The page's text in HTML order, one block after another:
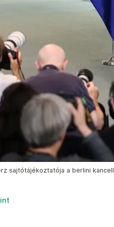
sajtótájékoztatója a berlini